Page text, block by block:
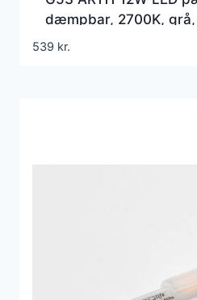
dæmpbar, 2700K, grå,
539 kr.